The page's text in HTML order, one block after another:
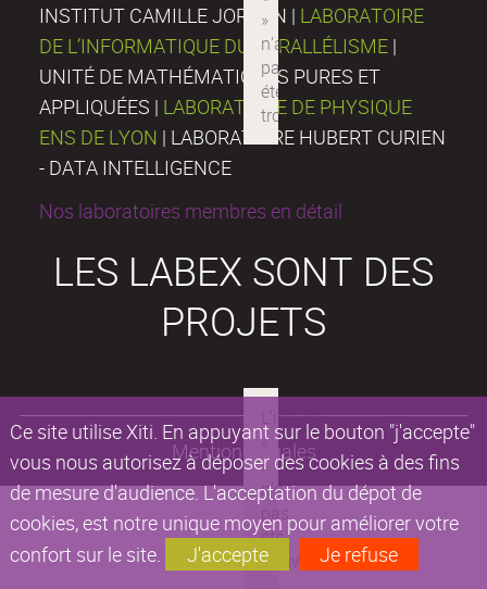
Ce site utilise Xiti. En appuyant sur le bouton "j'accepte"
vous nous autorisez à déposer des cookies à des fins
de mesure d'audience. L'acceptation du dépot de
cookies, est notre unique moyen pour améliorer votre
confort sur le site.
J'accepte Je refuse
INSTITUT CAMILLE JORDAN | LABORATOIRE
DE L’INFORMATIQUE DU PARALLÉLISME |
UNITÉ DE MATHÉMATIQUES PURES ET
APPLIQUÉES | LABORATOIRE DE PHYSIQUE
ENS DE LYON | LABORATOIRE HUBERT CURIEN
- DATA INTELLIGENCE
Nos laboratoires membres en détail
LES LABEX SONT DES
PROJETS
Mentions légales